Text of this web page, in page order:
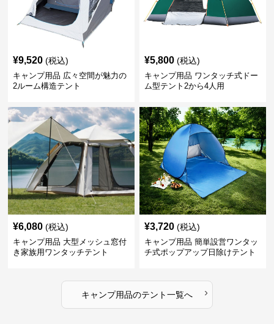
¥9,520 (税込)
キャンプ用品 広々空間が魅力の
2ルーム構造テント
¥5,800 (税込)
キャンプ用品 ワンタッチ式ドー
ム型テント2から4人用
¥6,080 (税込)
キャンプ用品 大型メッシュ窓付
き家族用ワンタッチテント
¥3,720 (税込)
キャンプ用品 簡単設営ワンタッ
チ式ポップアップ日除けテント
キャンプ用品のテント一覧へ ›